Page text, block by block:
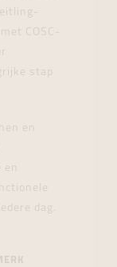
COSC-
stap
en
dag.